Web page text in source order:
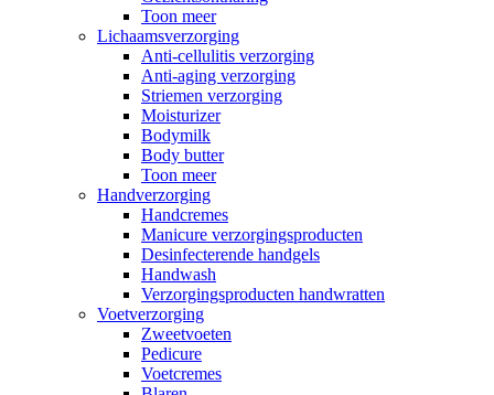
Toon meer
Lichaamsverzorging
Anti-cellulitis verzorging
Anti-aging verzorging
Striemen verzorging
Moisturizer
Bodymilk
Body butter
Toon meer
Handverzorging
Handcremes
Manicure verzorgingsproducten
Desinfecterende handgels
Handwash
Verzorgingsproducten handwratten
Voetverzorging
Zweetvoeten
Pedicure
Voetcremes